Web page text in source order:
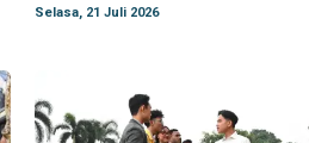
Selasa, 21 Juli 2026